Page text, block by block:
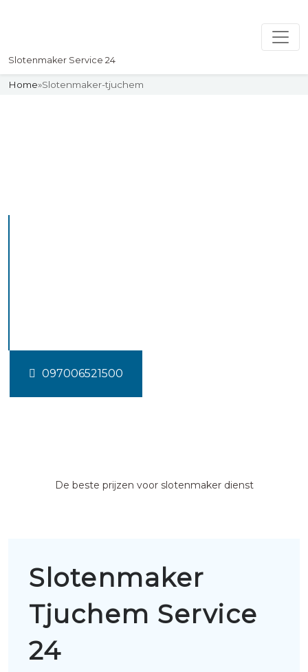
Slotenmaker Service 24
Home»Slotenmaker-tjuchem
097006521500
De beste prijzen voor slotenmaker dienst
Slotenmaker
Tjuchem Service
24